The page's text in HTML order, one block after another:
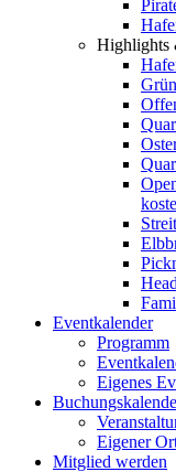
Highlights
Eventkalender
Programm
Eigenes
Eigener
Mitglied werden